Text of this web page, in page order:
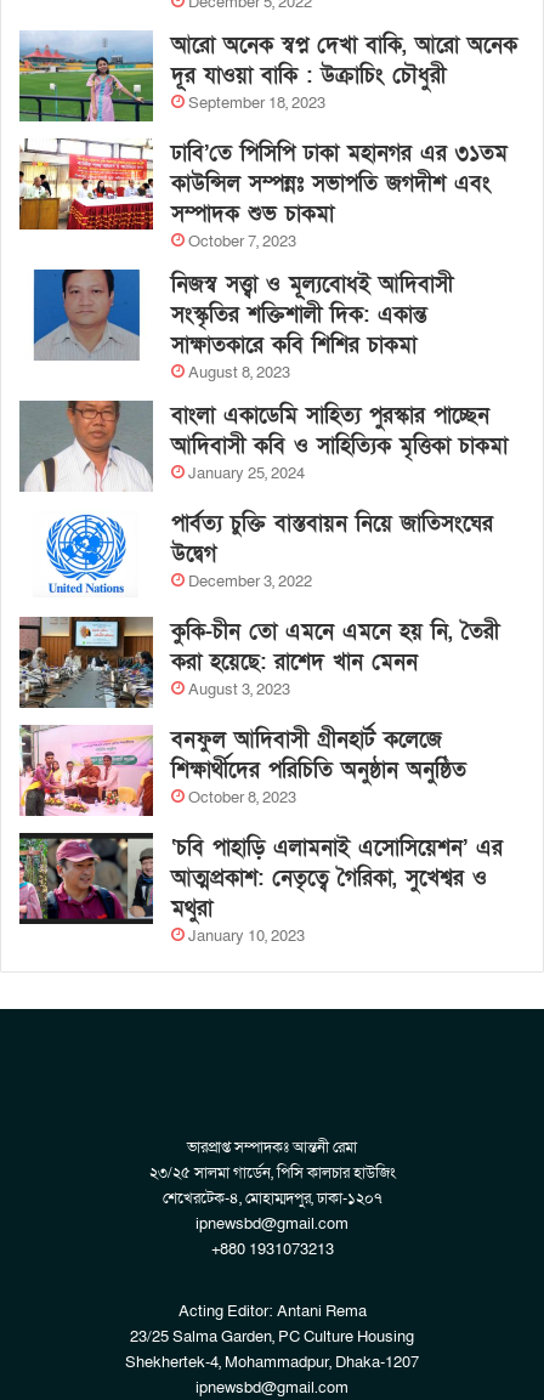
আরো অনেক স্বপ্ন দেখা বাকি, আরো অনেক
দূর যাওয়া বাকি : উক্রাচিং চৌধুরী
September 18, 2023
ঢাবি’তে পিসিপি ঢাকা মহানগর এর ৩১তম
কাউন্সিল সম্পন্নঃ সভাপতি জগদীশ এবং
সম্পাদক শুভ চাকমা
October 7, 2023
নিজস্ব সত্ত্বা ও মূল্যবোধই আদিবাসী
সংস্কৃতির শক্তিশালী দিক: একান্ত
সাক্ষাতকারে কবি শিশির চাকমা
August 8, 2023
বাংলা একাডেমি সাহিত্য পুরস্কার পাচ্ছেন
আদিবাসী কবি ও সাহিত্যিক মৃত্তিকা চাকমা
January 25, 2024
পার্বত্য চুক্তি বাস্তবায়ন নিয়ে জাতিসংঘের
উদ্বেগ
December 3, 2022
কুকি-চীন তো এমনে এমনে হয় নি, তৈরী
করা হয়েছে: রাশেদ খান মেনন
August 3, 2023
বনফুল আদিবাসী গ্রীনহার্ট কলেজে
শিক্ষার্থীদের পরিচিতি অনুষ্ঠান অনুষ্ঠিত
October 8, 2023
‘চবি পাহাড়ি এলামনাই এসোসিয়েশন’ এর
আত্মপ্রকাশ: নেতৃত্বে গৈরিকা, সুখেশ্বর ও
মথুরা
January 10, 2023
ভারপ্রাপ্ত সম্পাদকঃ আন্তনী রেমা
২৩/২৫ সালমা গার্ডেন, পিসি কালচার হাউজিং
শেখেরটেক-৪, মোহাম্মদপুর, ঢাকা-১২০৭
ipnewsbd@gmail.com
+880 1931073213
Acting Editor: Antani Rema
23/25 Salma Garden, PC Culture Housing
Shekhertek-4, Mohammadpur, Dhaka-1207
ipnewsbd@gmail.com